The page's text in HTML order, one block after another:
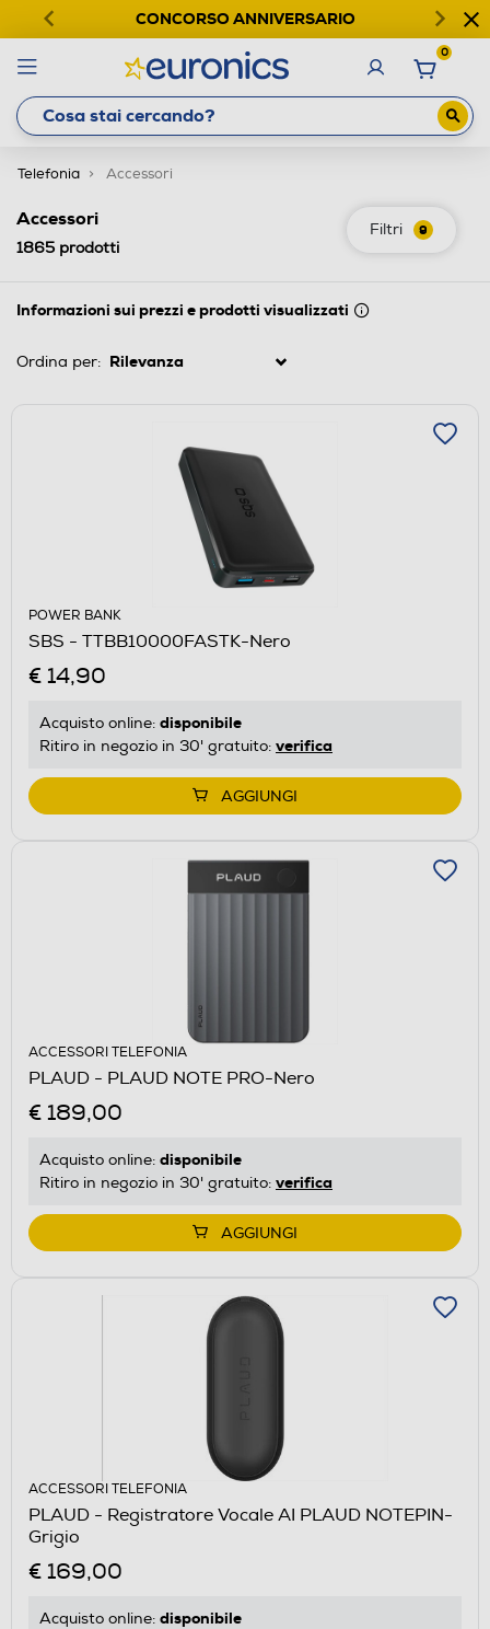
CONCORSO ANNIVERSARIO
0
Telefonia Accessori
Filtri 9
Accessori
1865 prodotti
Informazioni sui prezzi e prodotti visualizzati
Ordina per:
POWER BANK
SBS - TTBB10000FASTK-Nero
€ 14,90
Acquisto online: disponibile
Ritiro in negozio in 30' gratuito: verifica
AGGIUNGI
ACCESSORI TELEFONIA
PLAUD - PLAUD NOTE PRO-Nero
€ 189,00
Acquisto online: disponibile
Ritiro in negozio in 30' gratuito: verifica
AGGIUNGI
ACCESSORI TELEFONIA
PLAUD - Registratore Vocale AI PLAUD NOTEPIN-
Grigio
€ 169,00
Acquisto online: disponibile